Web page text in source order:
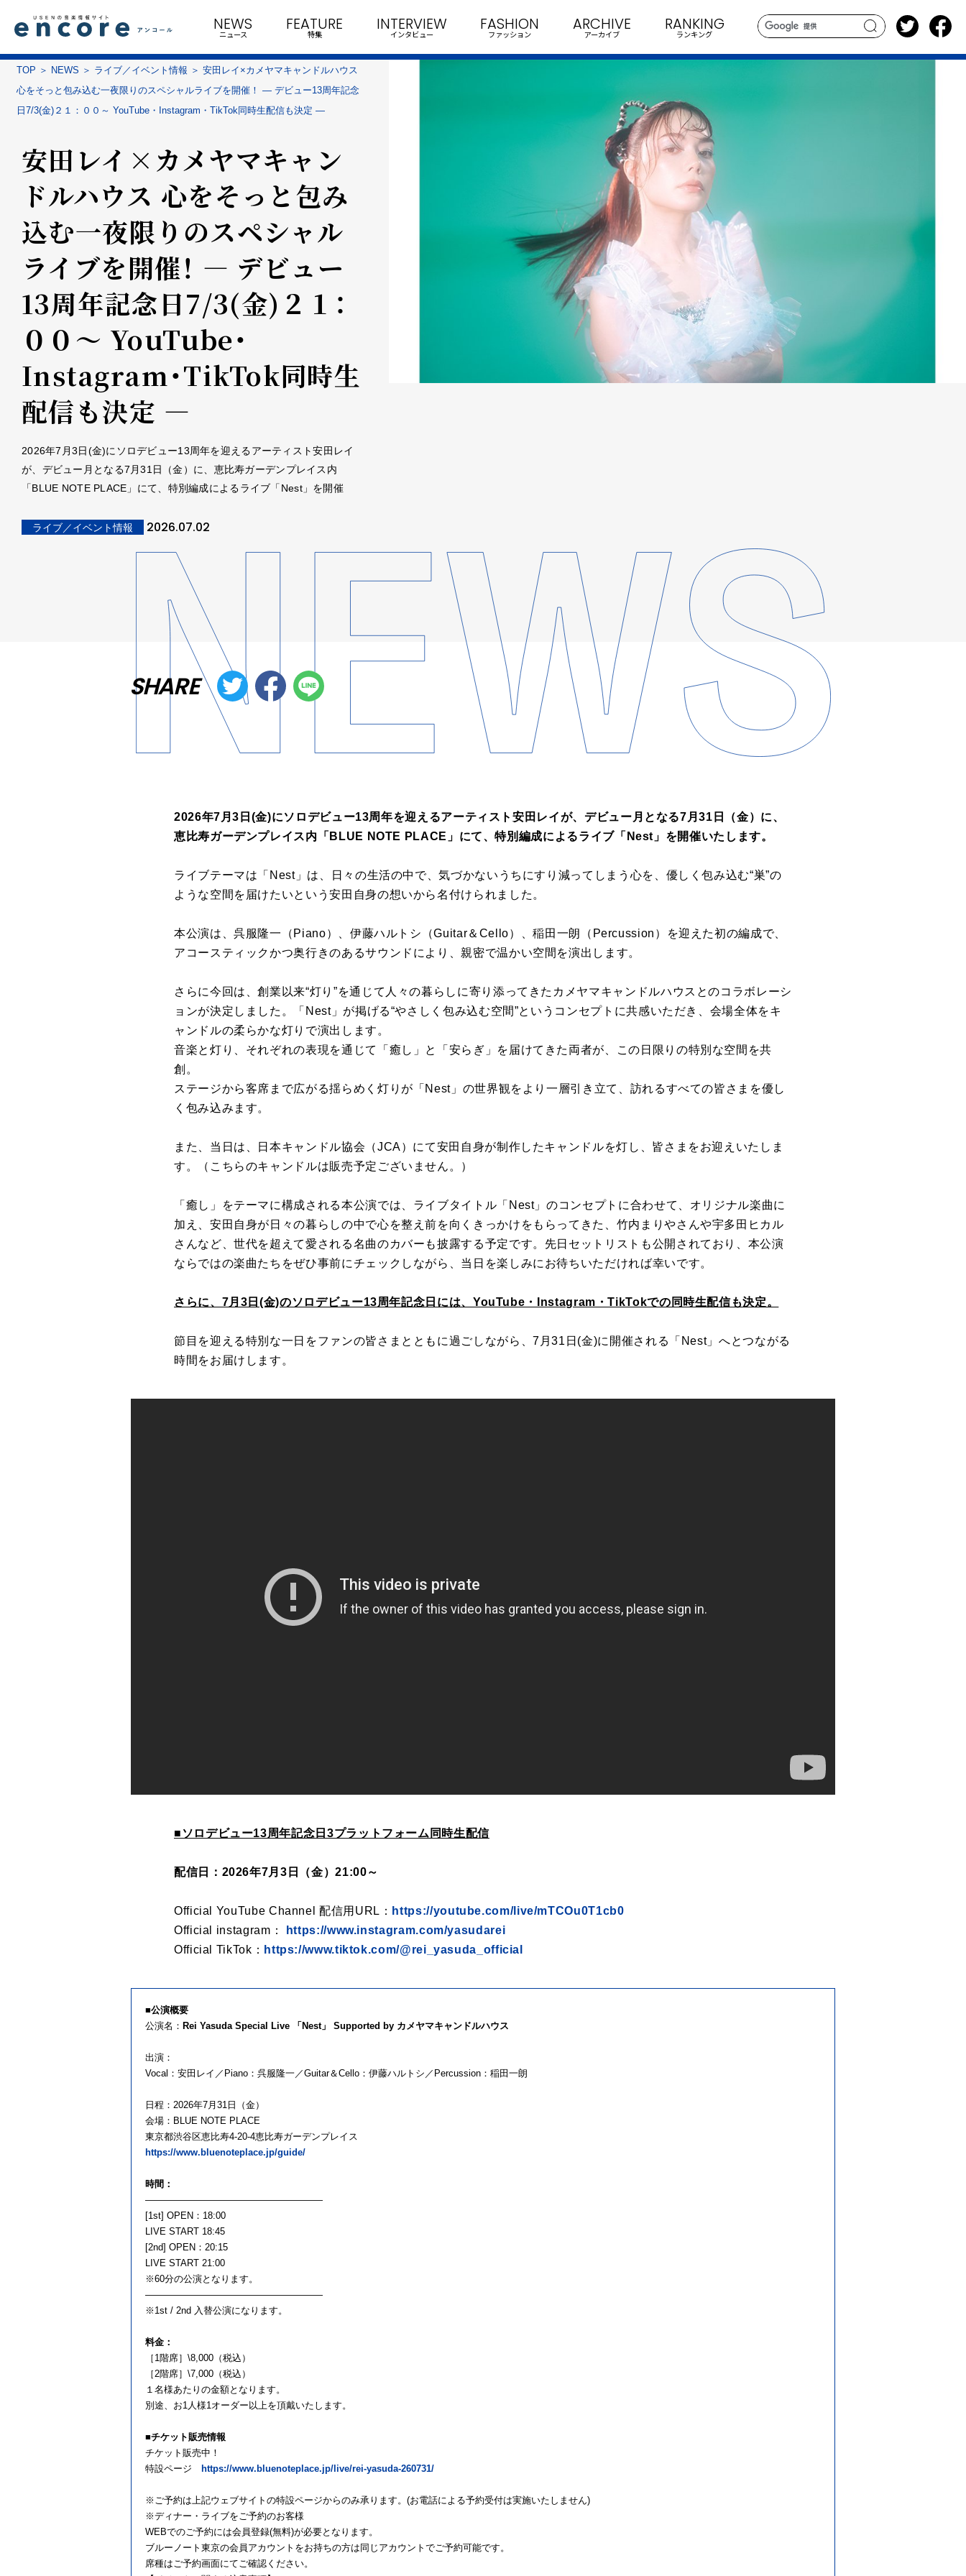
search
NEWS
ニュース
FEATURE
特集
INTERVIEW
インタビュー
FASHION
ファッション
ARCHIVE
アーカイブ
RANKING
ランキング
TOP NEWS ライブ／イベント情報
安田レイ×カメヤマキャンドルハウス
心をそっと包み込む一夜限りのスペシャルライブを開催！ ― デビュー13周年記念
日7/3(金)２１：００～ YouTube・Instagram・TikTok同時生配信も決定 ―
安田レイ×カメヤマキャン
ドルハウス 心をそっと包み
込む一夜限りのスペシャル
ライブを開催！ ― デビュー
13周年記念日7/3(金)２１：
００～ YouTube・
Instagram・TikTok同時生
配信も決定 ―
2026年7月3日(金)にソロデビュー13周年を迎えるアーティスト安田レイ
が、デビュー月となる7月31日（金）に、恵比寿ガーデンプレイス内
「BLUE NOTE PLACE」にて、特別編成によるライブ「Nest」を開催
ライブ／イベント情報 2026.07.02
SHARE
2026年7月3日(金)にソロデビュー13周年を迎えるアーティスト安田レイが、デビュー月となる7月31日（金）に、
恵比寿ガーデンプレイス内「BLUE NOTE PLACE」にて、特別編成によるライブ「Nest」を開催いたします。
ライブテーマは「Nest」は、日々の生活の中で、気づかないうちにすり減ってしまう心を、優しく包み込む“巣”の
ような空間を届けたいという安田自身の想いから名付けられました。
本公演は、呉服隆一（Piano）、伊藤ハルトシ（Guitar＆Cello）、稲田一朗（Percussion）を迎えた初の編成で、
アコースティックかつ奥行きのあるサウンドにより、親密で温かい空間を演出します。
さらに今回は、創業以来“灯り”を通じて人々の暮らしに寄り添ってきたカメヤマキャンドルハウスとのコラボレーシ
ョンが決定しました。「Nest」が掲げる“やさしく包み込む空間”というコンセプトに共感いただき、会場全体をキ
ャンドルの柔らかな灯りで演出します。
音楽と灯り、それぞれの表現を通じて「癒し」と「安らぎ」を届けてきた両者が、この日限りの特別な空間を共
創。
ステージから客席まで広がる揺らめく灯りが「Nest」の世界観をより一層引き立て、訪れるすべての皆さまを優し
く包み込みます。
また、当日は、日本キャンドル協会（JCA）にて安田自身が制作したキャンドルを灯し、皆さまをお迎えいたしま
す。（こちらのキャンドルは販売予定ございません。）
「癒し」をテーマに構成される本公演では、ライブタイトル「Nest」のコンセプトに合わせて、オリジナル楽曲に
加え、安田自身が日々の暮らしの中で心を整え前を向くきっかけをもらってきた、竹内まりやさんや宇多田ヒカル
さんなど、世代を超えて愛される名曲のカバーも披露する予定です。先日セットリストも公開されており、本公演
ならではの楽曲たちをぜひ事前にチェックしながら、当日を楽しみにお待ちいただければ幸いです。
さらに、7月3日(金)のソロデビュー13周年記念日には、YouTube・Instagram・TikTokでの同時生配信も決定。
節目を迎える特別な一日をファンの皆さまとともに過ごしながら、7月31日(金)に開催される「Nest」へとつながる
時間をお届けします。
■ソロデビュー13周年記念日3プラットフォーム同時生配信
配信日：2026年7月3日（金）21:00～
Official YouTube Channel 配信用URL： https://youtube.com/live/mTCOu0T1cb0
Official instagram：
https://www.instagram.com/yasudarei
Official TikTok： https://www.tiktok.com/@rei_yasuda_official
■公演概要
公演名： Rei Yasuda Special Live 「Nest」 Supported by カメヤマキャンドルハウス
出演：
Vocal：安田レイ／Piano：呉服隆一／Guitar＆Cello：伊藤ハルトシ／Percussion：稲田一朗
日程：2026年7月31日（金）
会場：BLUE NOTE PLACE
東京都渋谷区恵比寿4-20-4恵比寿ガーデンプレイス
https://www.bluenoteplace.jp/guide/
時間：
———————————————————
[1st] OPEN：18:00
LIVE START 18:45
[2nd] OPEN：20:15
LIVE START 21:00
※60分の公演となります。
———————————————————
※1st / 2nd 入替公演になります。
料金：
［1階席］\8,000（税込）
［2階席］\7,000（税込）
１名様あたりの金額となります。
別途、お1人様1オーダー以上を頂戴いたします。
■チケット販売情報
チケット販売中！
特設ページ
https://www.bluenoteplace.jp/live/rei-yasuda-260731/
※ご予約は上記ウェブサイトの特設ページからのみ承ります。(お電話による予約受付は実施いたしません)
※ディナー・ライブをご予約のお客様
WEBでのご予約には会員登録(無料)が必要となります。
ブルーノート東京の会員アカウントをお持ちの方は同じアカウントでご予約可能です。
席種はご予約画面にてご確認ください。